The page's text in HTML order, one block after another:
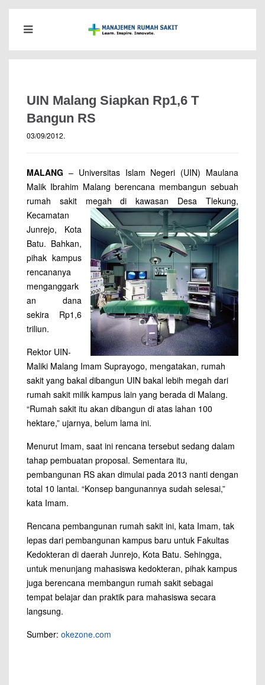
UIN Malang Siapkan Rp1,6 T
Bangun RS
03/09/2012.
MALANG – Universitas Islam Negeri (UIN) Maulana
Malik Ibrahim Malang berencana membangun sebuah
rumah sakit megah dikawasan Desa Tlekung,
Kecamatan
Junrejo, Kota
Batu. Bahkan,
pihak kampus
rencananya
menganggark
an dana
sekira Rp1,6
triliun.
Rektor UIN-
Maliki Malang Imam Suprayogo, mengatakan, rumah
sakit yang bakal dibangun UIN bakal lebih megah dari
rumah sakit milik kampus lain yang berada di Malang.
“Rumah sakit itu akan dibangun di atas lahan 100
hektare,” ujarnya, belum lama ini.
Menurut Imam, saat ini rencana tersebut sedang dalam
tahap pembuatan proposal. Sementara itu,
pembangunan RS akan dimulai pada 2013 nanti dengan
total 10 lantai. “Konsep bangunannya sudah selesai,”
kata Imam.
Rencana pembangunan rumah sakit ini, kata Imam, tak
lepas dari pembangunan kampus baru untuk Fakultas
Kedokteran di daerah Junrejo, Kota Batu. Sehingga,
untuk menunjang mahasiswa kedokteran, pihak kampus
juga berencana membangun rumah sakit sebagai
tempat belajar dan praktik para mahasiswa secara
langsung.
Sumber: okezone.com